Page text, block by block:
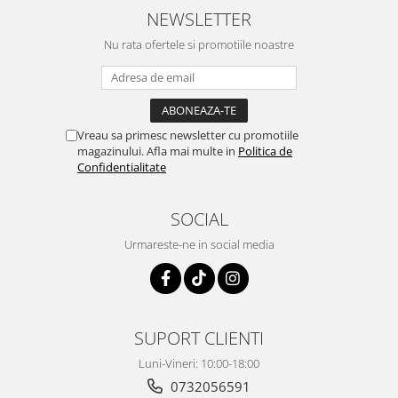
NEWSLETTER
Nu rata ofertele si promotiile noastre
Vreau sa primesc newsletter cu promotiile
magazinului. Afla mai multe in Politica de
Confidentialitate
SOCIAL
Urmareste-ne in social media
SUPORT CLIENTI
Luni-Vineri: 10:00-18:00
0732056591